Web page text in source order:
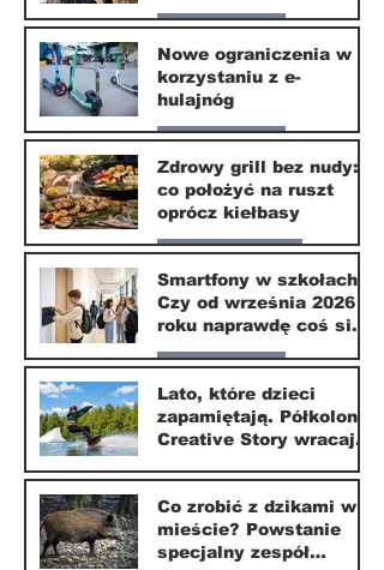
Nasze miasto
10 lip
Nowe ograniczenia w
korzystaniu z e-
hulajnóg
Nasze miasto
3 lip
Zdrowy grill bez nudy:
co położyć na ruszt
oprócz kiełbasy
Zdrowie i uroda
1 lip
Smartfony w szkołach.
Czy od września 2026
roku naprawdę coś się
zmieni?
Nasze miasto
1 lip
Lato, które dzieci
zapamiętają. Półkolonie
Creative Story wracają
20 kwi
Co zrobić z dzikami w
mieście? Powstanie
specjalny zespół